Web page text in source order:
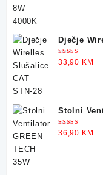
Dječje
Ocjenjeno
5.00od 5
33,90 KM
Stolni
Ocjenjeno
5.00od 5
36,90 KM